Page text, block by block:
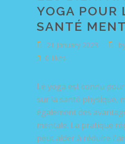
YOGA POUR
SANTÉ
21 January 2023
0 likes
Le yoga est connu
sur la santé physique,
également des
mentale. La pratique
peut aider à réduire